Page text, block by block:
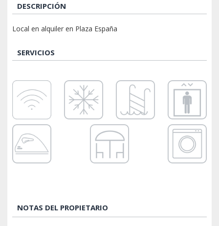
DESCRIPCIÓN
Local en alquiler en Plaza España
SERVICIOS
NOTAS DEL PROPIETARIO